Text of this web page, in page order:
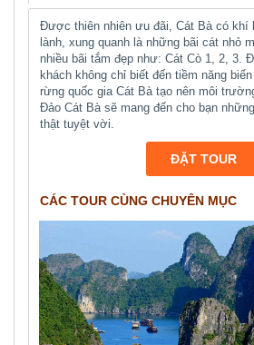
Được thiên nhiên ưu đãi, Cát Bà có khí
lành, xung quanh là những bãi cát nhỏ
nhiều bãi tắm đẹp như: Cát Cò 1, 2, 3.
khách không chỉ biết đến tiềm năng
rừng quốc gia Cát Bà tạo nên môi
Đảo Cát Bà sẽ mang đến cho bạn
thật tuyệt vời.
ĐẶT TOUR
CÁC TOUR CÙNG CHUYÊN MỤC